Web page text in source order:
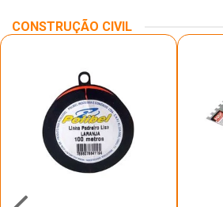
CONSTRUÇÃO CIVIL